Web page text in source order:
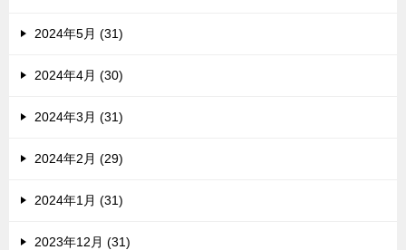
2024年5月 (31)
2024年4月 (30)
2024年3月 (31)
2024年2月 (29)
2024年1月 (31)
2023年12月 (31)